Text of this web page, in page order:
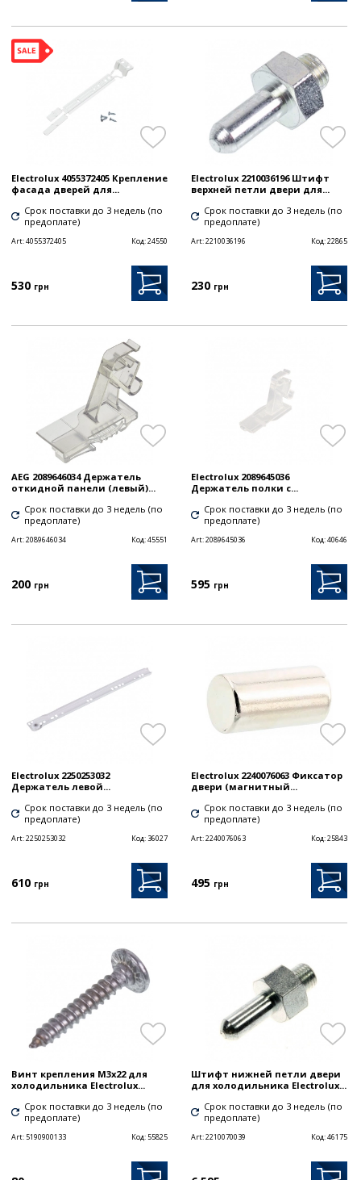
Electrolux 4055372405 Крепление
фасада дверей для...
Срок поставки до 3 недель (по
предоплате)
Art:4055372405 Код:24550
530 грн
Electrolux 2210036196 Штифт
верхней петли двери для...
Срок поставки до 3 недель (по
предоплате)
Art:2210036196 Код:22865
230 грн
AEG 2089646034 Держатель
откидной панели (левый)...
Срок поставки до 3 недель (по
предоплате)
Art:2089646034 Код:45551
200 грн
Electrolux 2089645036
Держатель полки с...
Срок поставки до 3 недель (по
предоплате)
Art:2089645036 Код:40646
595 грн
Electrolux 2250253032
Держатель левой...
Срок поставки до 3 недель (по
предоплате)
Art:2250253032 Код: 36027
610 грн
Electrolux 2240076063 Фиксатор
двери (магнитный...
Срок поставки до 3 недель (по
предоплате)
Art:2240076063 Код:25843
495 грн
Винт крепления M3x22 для
холодильника Electrolux...
Срок поставки до 3 недель (по
предоплате)
Art:5190900133 Код:55825
Штифт нижней петли двери
для холодильника Electrolux...
Срок поставки до 3 недель (по
предоплате)
Art:2210070039 Код:46175